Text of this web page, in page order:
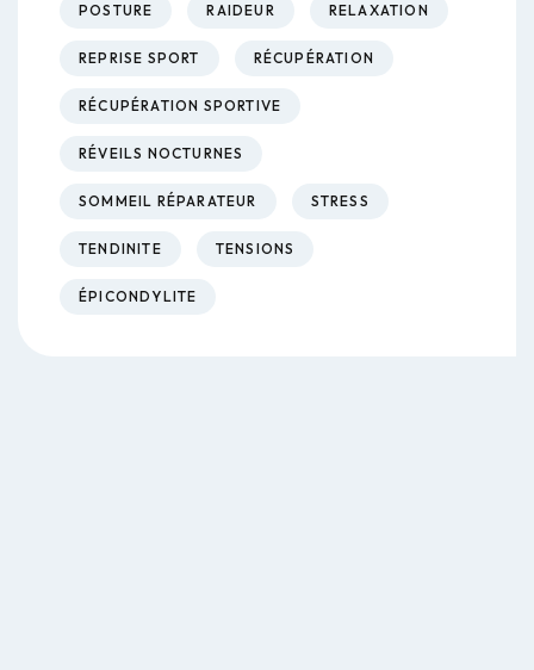
POSTURE RAIDEUR RELAXATION
REPRISE SPORT RÉCUPÉRATION
RÉCUPÉRATION SPORTIVE
RÉVEILS NOCTURNES
SOMMEIL RÉPARATEUR STRESS
TENDINITE TENSIONS
ÉPICONDYLITE